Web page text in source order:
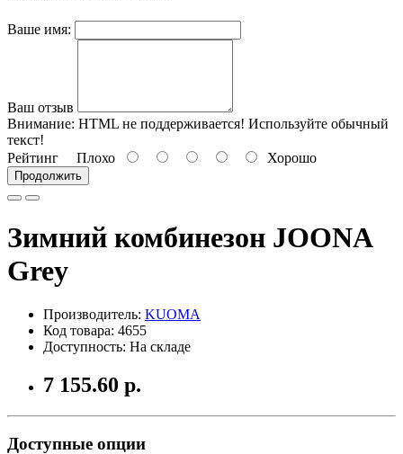
Ваше имя:
Ваш отзыв
Внимание: HTML не поддерживается! Используйте обычный
текст!
Рейтинг Плохо Хорошо
Продолжить
Зимний комбинезон JOONA
Grey
Производитель: KUOMA
Код товара: 4655
Доступность: На складе
7 155.60 р.
Доступные опции